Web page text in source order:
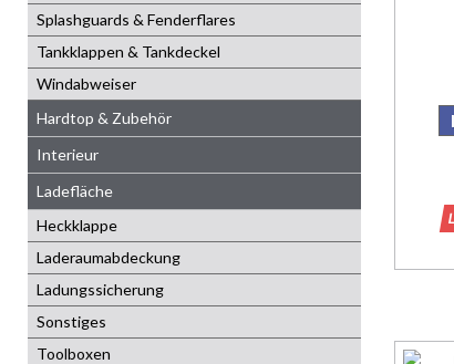
Splashguards & Fenderflares
Tankklappen & Tankdeckel
Windabweiser
Hardtop & Zubehör
Interieur
Ladefläche
Heckklappe
Laderaumabdeckung
Ladungssicherung
Sonstiges
Toolboxen